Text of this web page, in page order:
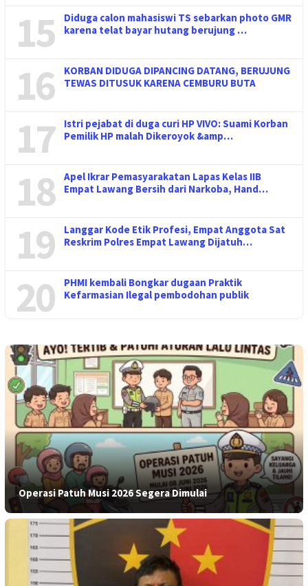
15
Diduga calon mahasiswi TS sebarkan photo GMR
karena telat bayar hutang berujung …
16
KORBAN DIDUGA DIPANCING DATANG, BERUJUNG
TEWAS DITUSUK KARENA CEMBURU BUTA
17
Istri pejabat di duga curi HP VIVO: Suami Korban
Pemilik HP malah Dikeroyok &amp…
18
Apel Ikrar Pemasyarakatan Lapas Kelas IIB
Empat Lawang Bersih dari Narkoba, Hand…
19
Langgar Kode Etik Profesi, Empat Anggota Sat
Reskrim Polres Empat Lawang Dijatuh…
20
PHMI kembali Bongkar dugaan Praktik
Kefarmasian Ilegal pembodohan publik
Operasi Patuh Musi 2026 Segera Dimulai